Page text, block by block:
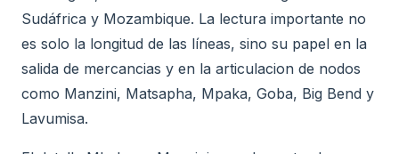
Sudáfrica y Mozambique. La lectura importante no
es solo la longitud de las líneas, sino su papel en la
salida de mercancias y en la articulacion de nodos
como Manzini, Matsapha, Mpaka, Goba, Big Bend y
Lavumisa.